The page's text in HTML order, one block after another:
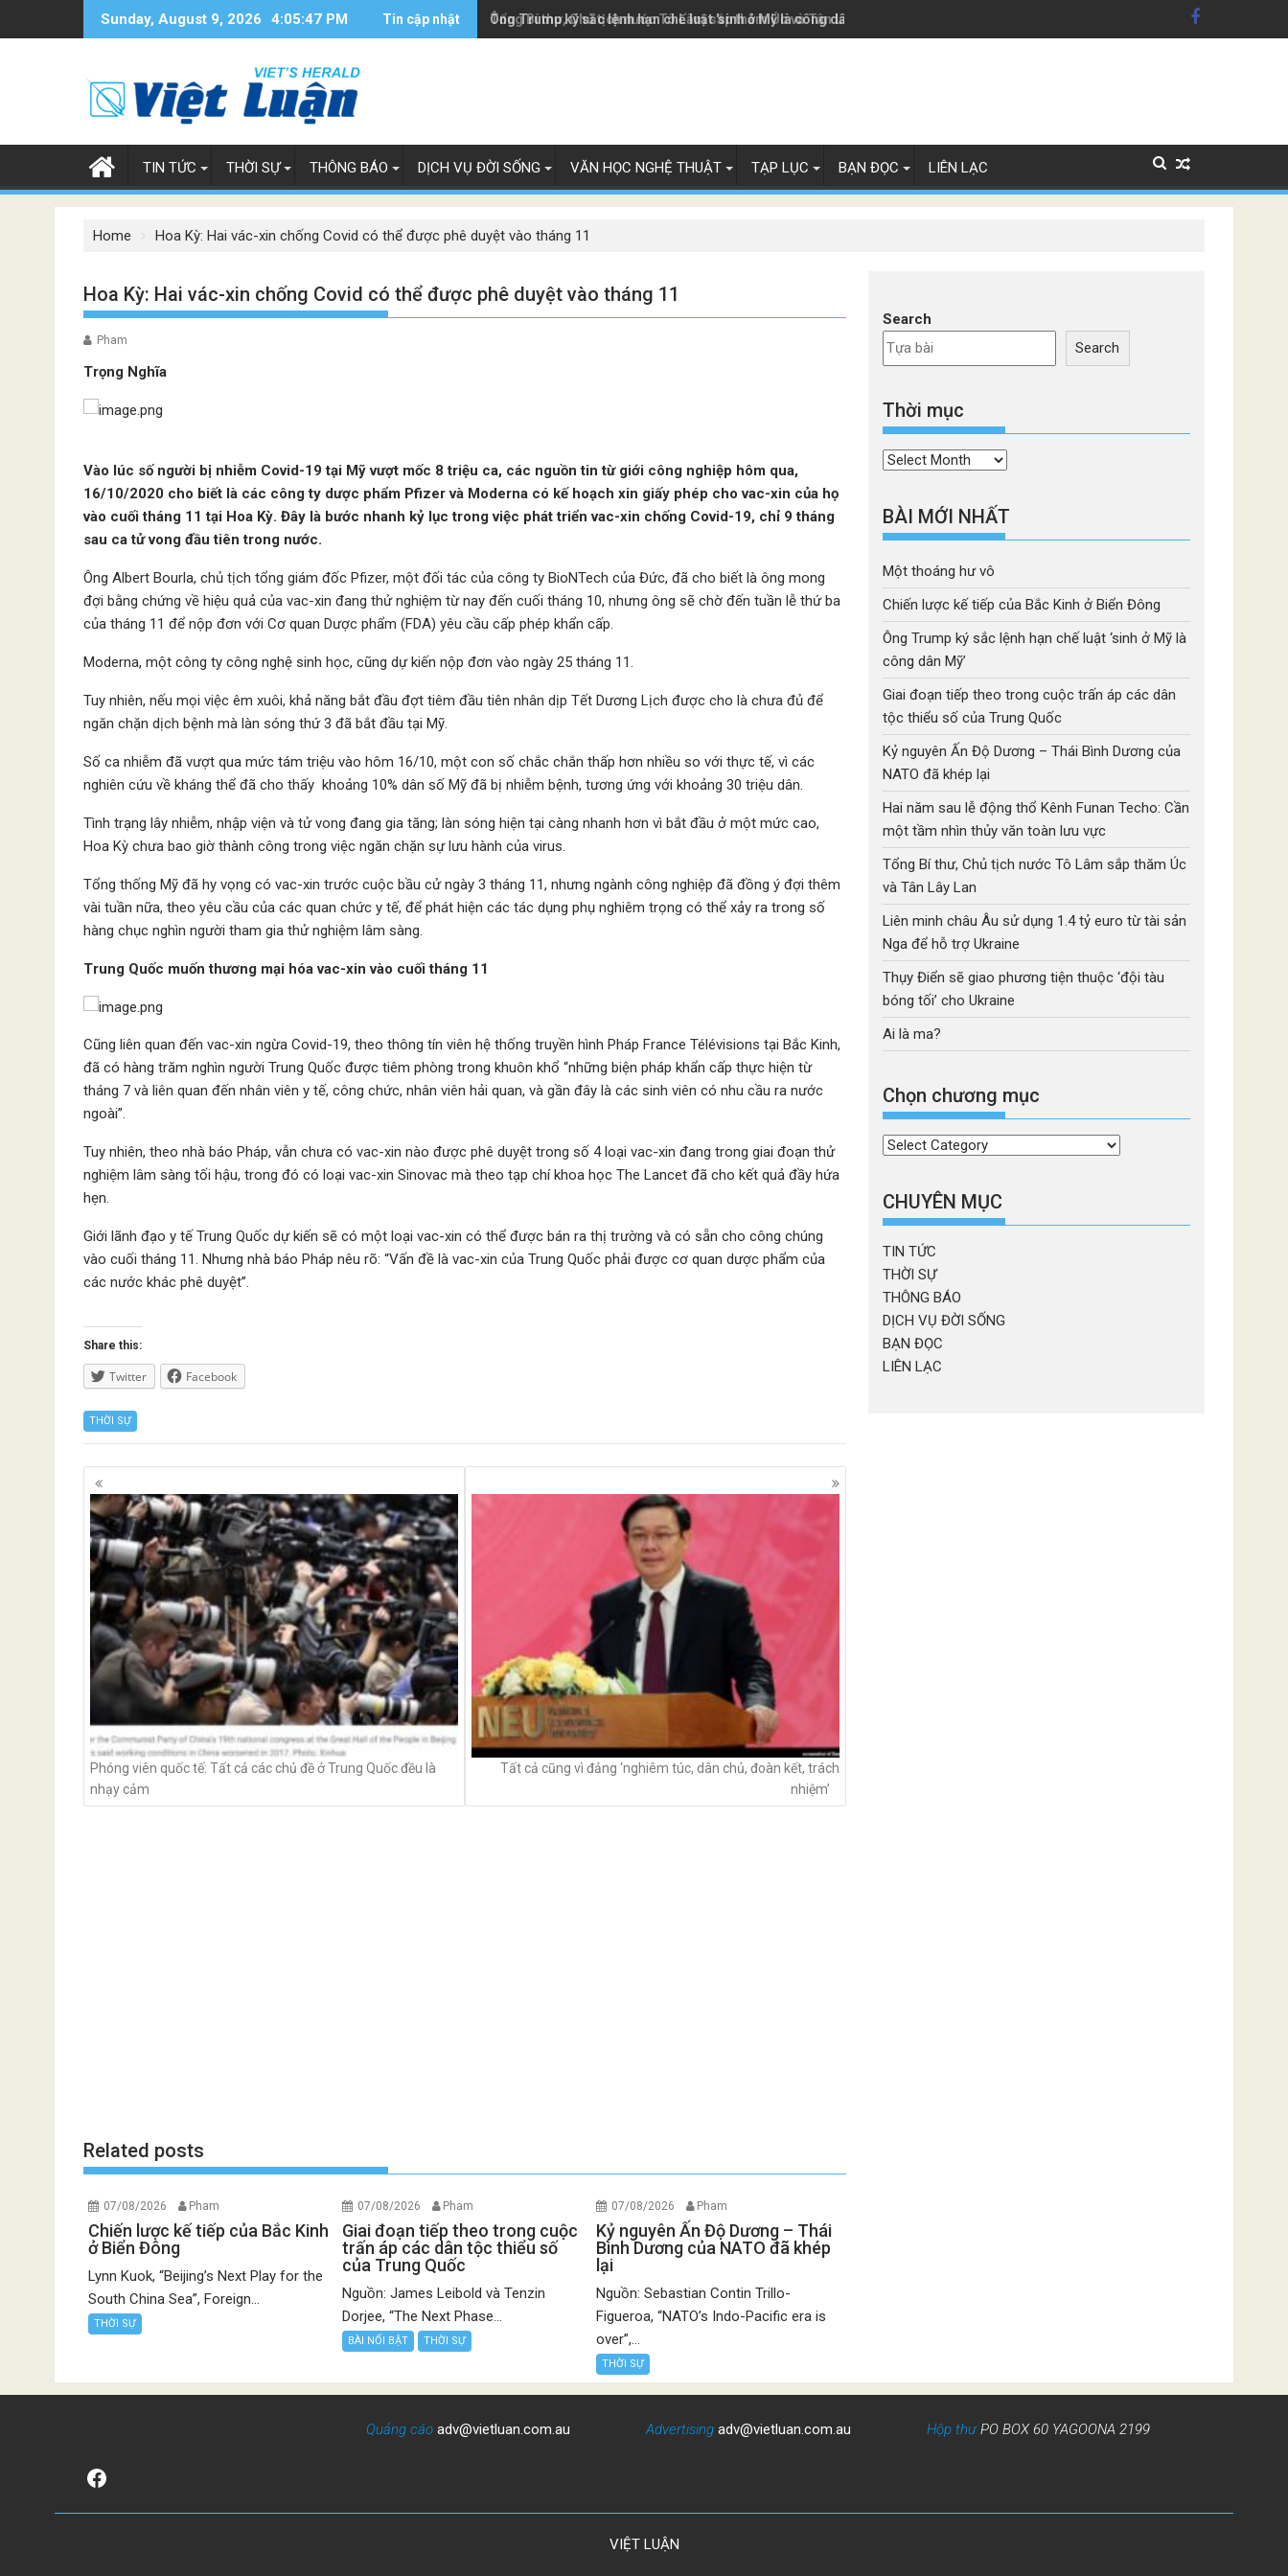
Sunday, August 9, 2026 4:05:47 PM Tin cập nhật Ông Trump ký sắc lệnh hạn chế luật 'sinh ở Mỹ là công dân Mỹ'
Tổng Bí thư, Chủ tịch nước Tô Lâm sắp thăm Úc và Tân Lây Lan
TIN TỨC THỜI SỰ THÔNG BÁO DỊCH VỤ ĐỜI SỐNG VĂN HỌC NGHỆ THUẬT TẠP LỤC BẠN ĐỌC LIÊN LẠC
Home Hoa Kỳ: Hai vác-xin chống Covid có thể được phê duyệt vào tháng 11
Hoa Kỳ: Hai vác-xin chống Covid có thể được phê duyệt vào tháng 11
Pham
Trọng Nghĩa
Vào lúc số người bị nhiễm Covid-19 tại Mỹ vượt mốc 8 triệu ca, các nguồn tin từ giới công nghiệp hôm qua,
16/10/2020 cho biết là các công ty dược phẩm Pfizer và Moderna có kế hoạch xin giấy phép cho vac-xin của họ
vào cuối tháng 11 tại Hoa Kỳ. Đây là bước nhanh kỷ lục trong việc phát triển vac-xin chống Covid-19, chỉ 9 tháng
sau ca tử vong đầu tiên trong nước.
Ông Albert Bourla, chủ tịch tổng giám đốc Pfizer, một đối tác của công ty BioNTech của Đức, đã cho biết là ông mong
đợi bằng chứng về hiệu quả của vac-xin đang thử nghiệm từ nay đến cuối tháng 10, nhưng ông sẽ chờ đến tuần lễ thứ ba
của tháng 11 để nộp đơn với Cơ quan Dược phẩm (FDA) yêu cầu cấp phép khẩn cấp.
Moderna, một công ty công nghệ sinh học, cũng dự kiến nộp đơn vào ngày 25 tháng 11.
Tuy nhiên, nếu mọi việc êm xuôi, khả năng bắt đầu đợt tiêm đầu tiên nhân dịp Tết Dương Lịch được cho là chưa đủ để
ngăn chặn dịch bệnh mà làn sóng thứ 3 đã bắt đầu tại Mỹ.
Số ca nhiễm đã vượt qua mức tám triệu vào hôm 16/10, một con số chắc chắn thấp hơn nhiều so với thực tế, vì các
nghiên cứu về kháng thể đã cho thấy khoảng 10% dân số Mỹ đã bị nhiễm bệnh, tương ứng với khoảng 30 triệu dân.
Tình trạng lây nhiễm, nhập viện và tử vong đang gia tăng; làn sóng hiện tại càng nhanh hơn vì bắt đầu ở một mức cao,
Hoa Kỳ chưa bao giờ thành công trong việc ngăn chặn sự lưu hành của virus.
Tổng thống Mỹ đã hy vọng có vac-xin trước cuộc bầu cử ngày 3 tháng 11, nhưng ngành công nghiệp đã đồng ý đợi thêm
vài tuần nữa, theo yêu cầu của các quan chức y tế, để phát hiện các tác dụng phụ nghiêm trọng có thể xảy ra trong số
hàng chục nghìn người tham gia thử nghiệm lâm sàng.
Trung Quốc muốn thương mại hóa vac-xin vào cuối tháng 11
Cũng liên quan đến vac-xin ngừa Covid-19, theo thông tín viên hệ thống truyền hình Pháp France Télévisions tại Bắc Kinh,
đã có hàng trăm nghìn người Trung Quốc được tiêm phòng trong khuôn khổ “những biện pháp khẩn cấp thực hiện từ
tháng 7 và liên quan đến nhân viên y tế, công chức, nhân viên hải quan, và gần đây là các sinh viên có nhu cầu ra nước
ngoài”.
Tuy nhiên, theo nhà báo Pháp, vẫn chưa có vac-xin nào được phê duyệt trong số 4 loại vac-xin đang trong giai đoạn thử
nghiệm lâm sàng tối hậu, trong đó có loại vac-xin Sinovac mà theo tạp chí khoa học The Lancet đã cho kết quả đầy hứa
hẹn.
Giới lãnh đạo y tế Trung Quốc dự kiến sẽ có một loại vac-xin có thể được bán ra thị trường và có sẵn cho công chúng
vào cuối tháng 11. Nhưng nhà báo Pháp nêu rõ: “Vấn đề là vac-xin của Trung Quốc phải được cơ quan dược phẩm của
các nước khác phê duyệt”.
Share this:
Twitter Facebook
THỜI SỰ
Posts
navigation
Phóng viên quốc tế: Tất cả các chủ đề ở Trung Quốc đều là
nhạy cảm
Tất cả cũng vì đảng ‘nghiêm túc, dân chủ, đoàn kết, trách
nhiệm’
Related posts
07/08/2026 Pham
Chiến lược kế tiếp của Bắc Kinh
ở Biển Đông
Lynn Kuok, “Beijing’s Next Play for the
South China Sea”, Foreign...
THỜI SỰ
07/08/2026 Pham
Giai đoạn tiếp theo trong cuộc
trấn áp các dân tộc thiểu số
của Trung Quốc
Nguồn: James Leibold và Tenzin
Dorjee, “The Next Phase...
BÀI NỔI BẬT THỜI SỰ
07/08/2026 Pham
Kỷ nguyên Ấn Độ Dương – Thái
Bình Dương của NATO đã khép
lại
Nguồn: Sebastian Contin Trillo-
Figueroa, “NATO’s Indo-Pacific era is
over”,...
THỜI SỰ
Search
Search
Thời mục
Thời
BÀI MỚI NHẤT
Một thoáng hư vô
Chiến lược kế tiếp của Bắc Kinh ở Biển Đông
Ông Trump ký sắc lệnh hạn chế luật ‘sinh ở Mỹ là
công dân Mỹ’
Giai đoạn tiếp theo trong cuộc trấn áp các dân
tộc thiểu số của Trung Quốc
Kỷ nguyên Ấn Độ Dương – Thái Bình Dương của
NATO đã khép lại
Hai năm sau lễ động thổ Kênh Funan Techo: Cần
một tầm nhìn thủy văn toàn lưu vực
Tổng Bí thư, Chủ tịch nước Tô Lâm sắp thăm Úc
và Tân Lây Lan
Liên minh châu Âu sử dụng 1.4 tỷ euro từ tài sản
Nga để hỗ trợ Ukraine
Thụy Điển sẽ giao phương tiện thuộc ‘đội tàu
bóng tối’ cho Ukraine
Ai là ma?
Chọn chương mục
Chọn
mục
CHUYÊN MỤC
TIN TỨC
THỜI SỰ
THÔNG BÁO
DỊCH VỤ ĐỜI SỐNG
BẠN ĐỌC
LIÊN LẠC
Quảng cáoadv@vietluan.com.au Advertising adv@vietluan.com.au Hộp thưPO BOX 60 YAGOONA 2199
Facebook
VIỆT LUẬN